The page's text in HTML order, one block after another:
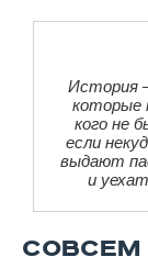
История
которые
кого не
если
выдают
и
СОВСЕМ